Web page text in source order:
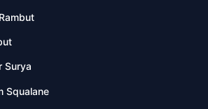
Surya
Squalane